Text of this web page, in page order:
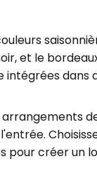
et le
intégrées dans
arrangements
pour créer un